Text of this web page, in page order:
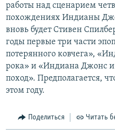
поискуСЕВЕР.РЕАЛИИ
СИБИРЬ.РЕАЛИИ
РАСПИСАНИЕ ВЕЩАНИЯ
ПОДПИШИТЕСЬ НА
СОЦИАЛЬНЫЕ СЕТИ
работы над сценарием
похождениях Индианы
вновь будет Стивен
годы первые три части
потерянного ковчега»,
рока» и «Индиана Джонс
поход». Предполагается,
этом году.
Поделиться Читать